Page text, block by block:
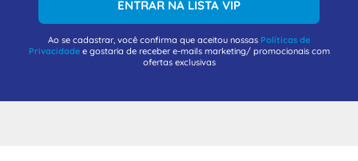
ENTRAR NA LISTA VIP
Ao se cadastrar, você confirma que aceitou nossas Políticas de
Privacidadee gostaria de receber e-mails marketing/ promocionais com
ofertas exclusivas